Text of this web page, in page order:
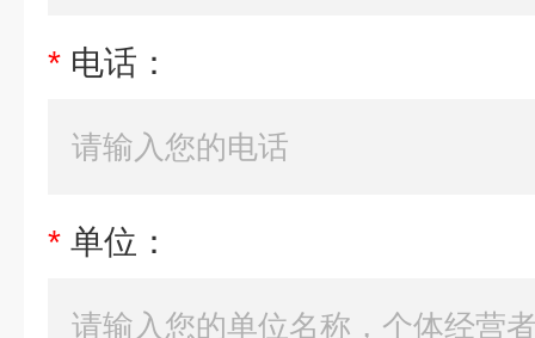
* 电话：
* 单位：